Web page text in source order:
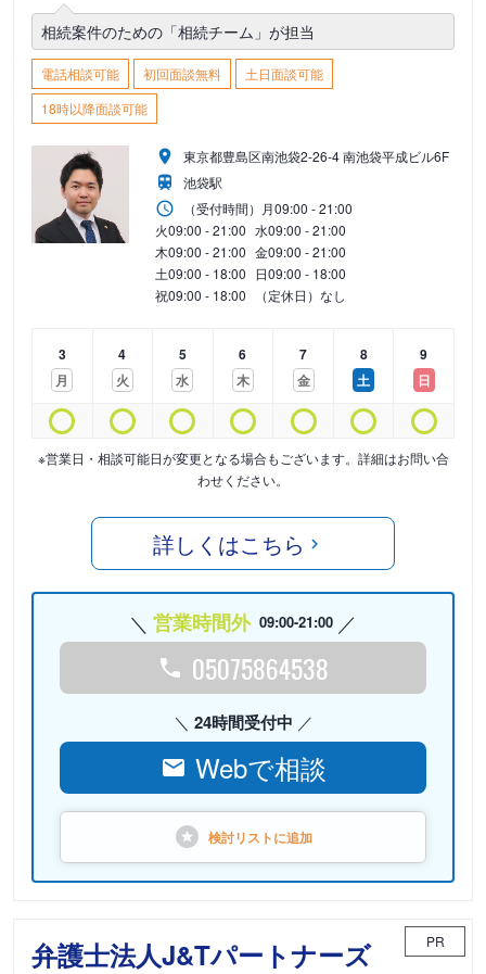
相続案件のための「相続チーム」が担当
電話相談可能 初回面談無料
土日面談可能
18時以降面談可能
東京都豊島区南池袋2-26-4 南池袋平成ビル6F
池袋駅
（受付時間） 月09:00 - 21:00
火09:00 - 21:00 水09:00 - 21:00
木09:00 - 21:00 金09:00 - 21:00
土09:00 - 18:00 日09:00 - 18:00
祝09:00 - 18:00 （定休日）なし
3
月
4
火
5
水
6
木
7
金
8
土
9
日
※営業日・相談可能日が変更となる場合もございます。詳細はお問い合
わせください。
詳しくはこちら
営業時間外 09:00-21:00
05075864538
24時間受付中
Webで相談
検討リストに追加
弁護士法人J&Tパートナーズ PR